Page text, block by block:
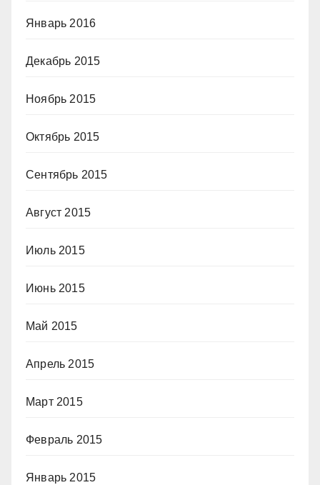
Январь 2016
Декабрь 2015
Ноябрь 2015
Октябрь 2015
Сентябрь 2015
Август 2015
Июль 2015
Июнь 2015
Май 2015
Апрель 2015
Март 2015
Февраль 2015
Январь 2015